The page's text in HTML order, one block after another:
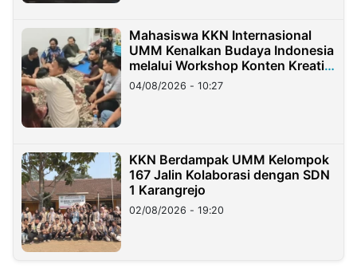
Mahasiswa KKN Internasional
UMM Kenalkan Budaya Indonesia
melalui Workshop Konten Kreatif
di Taiwan
04/08/2026 - 10:27
KKN Berdampak UMM Kelompok
167 Jalin Kolaborasi dengan SDN
1 Karangrejo
02/08/2026 - 19:20